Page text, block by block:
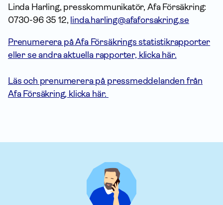
Linda Harling, presskommunikatör, Afa Försäkring:
0730-96 35 12, linda.harling@afaforsakring.se
Prenumerera på Afa Försäkrings statistikrapporter
eller se andra aktuella rapporter, klicka här.
Läs och prenumerera på pressmeddelanden från
Afa Försäkring, klicka här.